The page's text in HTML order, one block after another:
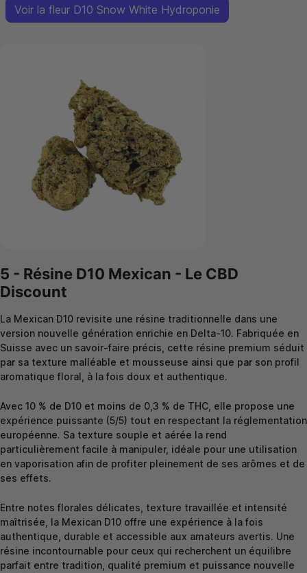
Voir la fleur D10 Snow White Hydroponie
5 - Résine D10 Mexican - Le CBD
Discount
La Mexican D10 revisite une résine traditionnelle dans une
version nouvelle génération enrichie en Delta-10. Fabriquée en
Suisse avec un savoir-faire précis, cette résine premium séduit
par sa texture malléable et mousseuse ainsi que par son profil
aromatique floral, à la fois doux et authentique.
Avec 10 % de D10 et moins de 0,3 % de THC, elle propose une
expérience puissante (5/5) tout en respectant la réglementation
européenne. Sa texture souple et aérée la rend
particulièrement facile à manipuler, idéale pour une utilisation
en vaporisation afin de profiter pleinement de ses arômes et de
ses effets.
Entre notes florales délicates, texture travaillée et intensité
maîtrisée, la Mexican D10 offre une expérience à la fois
authentique, durable et accessible aux amateurs avertis. Une
résine incontournable pour ceux qui recherchent un équilibre
parfait entre tradition, qualité premium et puissance nouvelle